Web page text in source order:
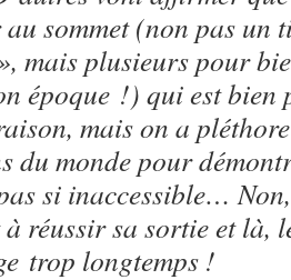
sommet (non pas un
mais plusieurs pour
époque !) qui est bien
mais on a
du monde pour
si inaccessible…
réussir sa sortie et là,
trop longtemps !